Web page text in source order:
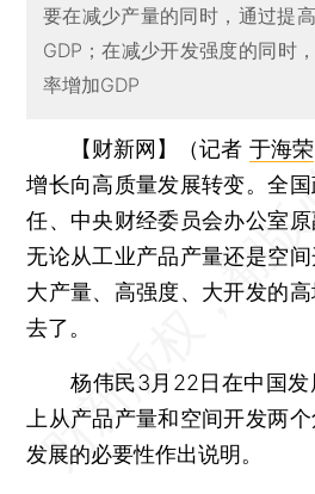
要在减少产量的同时，通过提
GDP；在减少开发强度的同时
率增加GDP
【财新网】（记者 于海荣
增长向高质量发展转变。全
任、中央财经委员会办公室
无论从工业产品产量还是空
大产量、高强度、大开发的
去了。
杨伟民3月22日在中国发
上从产品产量和空间开发两
发展的必要性作出说明。